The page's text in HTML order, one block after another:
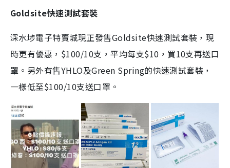
Goldsite快速測試套裝
深水埗電子特賣城現正發售Goldsite快速測試套裝，現
時更有優惠，$100/10支，平均每支$10，買10支再送口
罩。另外有售YHLO及Green Spring的快速測試套裝，
一樣低至$100/10支送口罩。